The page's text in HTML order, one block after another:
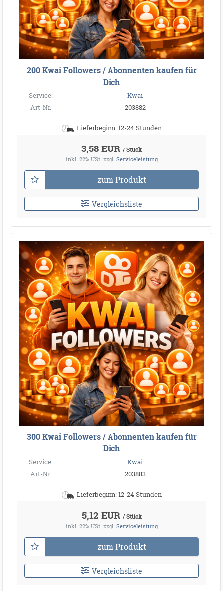
200 Kwai Followers / Abonnenten kaufen für
Dich
Service:
Kwai
Art-Nr.
203882
Lieferbeginn: 12-24 Stunden
3,58 EUR / Stück
inkl. 22% USt. zzgl. Serviceleistung
zum Produkt
Vergleichsliste
300 Kwai Followers / Abonnenten kaufen für
Dich
Service:
Kwai
Art-Nr.
203883
Lieferbeginn: 12-24 Stunden
5,12 EUR / Stück
inkl. 22% USt. zzgl. Serviceleistung
zum Produkt
Vergleichsliste